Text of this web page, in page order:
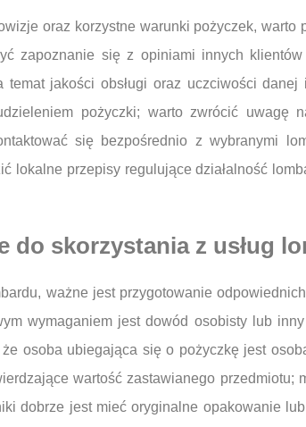
oraz korzystne warunki pożyczek, warto
zapoznanie się z opiniami innych
jakości obsługi oraz uczciwości
pożyczki; warto zwrócić uwagę
się bezpośrednio z wybranymi
lokalne przepisy regulujące działalność
do skorzystania z usług
ważne jest przygotowanie
wymaganiem jest dowód osobisty lub
osoba ubiegająca się o pożyczkę jest
wartość zastawianego przedmiotu;
dobrze jest mieć oryginalne opakowanie